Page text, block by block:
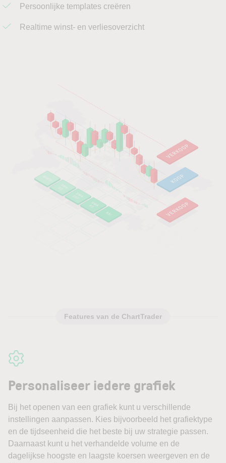
Persoonlijke templates creëren
Realtime winst- en verliesoverzicht
Features van de ChartTrader
Personaliseer iedere grafiek
Bij het openen van een grafiek kunt u verschillende
instellingen aanpassen. Kies bijvoorbeeld het grafiektype
en de tijdseenheid die het beste bij uw strategie passen.
Daarnaast kunt u het verhandelde volume en de
dagelijkse hoogste en laagste koersen weergeven en de